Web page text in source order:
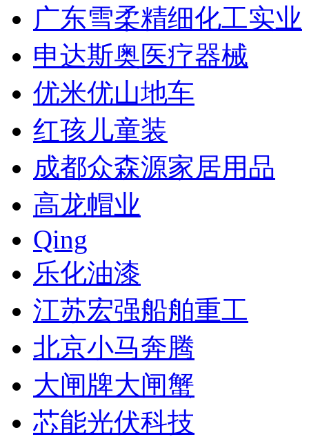
广东雪柔精细化工实业
申达斯奥医疗器械
优米优山地车
红孩儿童装
成都众森源家居用品
高龙帽业
Qing
乐化油漆
江苏宏强船舶重工
北京小马奔腾
大闸牌大闸蟹
芯能光伏科技